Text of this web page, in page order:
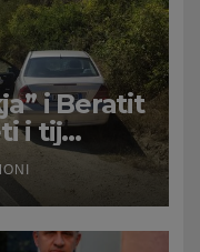
i Beratit
i tij
klerikut